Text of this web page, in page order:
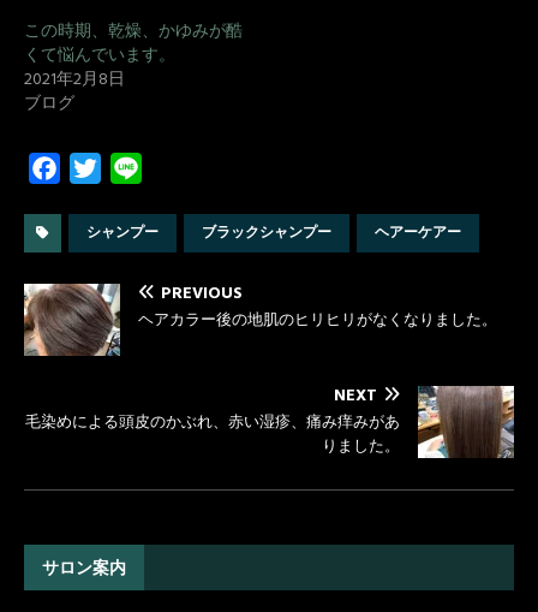
この時期、乾燥、かゆみが酷
くて悩んでいます。
2021年2月8日
ブログ
e
b
o
o
i
t
t
e
r
n
e
シャンプー ブラックシャンプー ヘアーケアー
PREVIOUS
ヘアカラー後の地肌のヒリヒリがなくなりました。
NEXT
毛染めによる頭皮のかぶれ、赤い湿疹、痛み痒みがあ
りました。
サロン案内